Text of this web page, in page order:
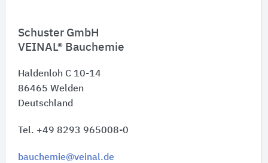
Schuster GmbH
VEINAL® Bauchemie
Haldenloh C 10-14
86465 Welden
Deutschland
Tel. +49 8293 965008-0
bauchemie@veinal.de